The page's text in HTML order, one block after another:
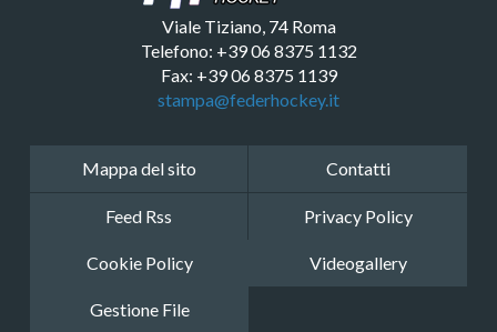
Viale Tiziano, 74 Roma
Telefono: +39 06 8375 1132
Fax: +39 06 8375 1139
stampa@federhockey.it
Mappa del sito Contatti
Feed Rss Privacy Policy
Cookie Policy Videogallery
Gestione File